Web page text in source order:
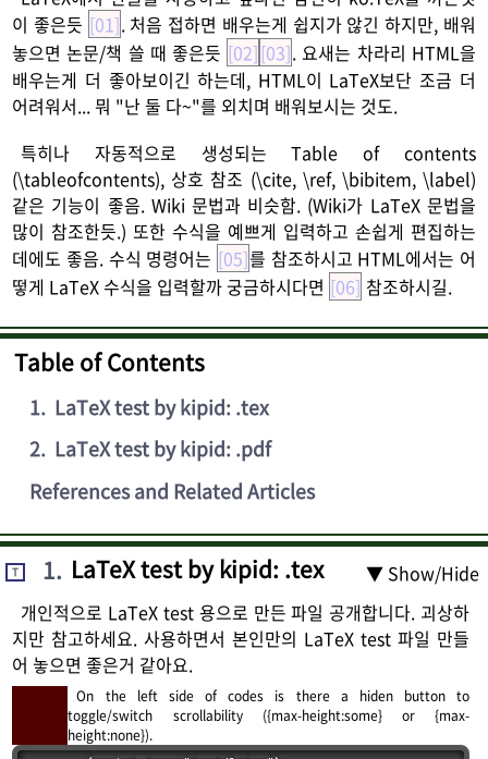
이 좋은듯 [01]. 처음 접하면 배우는게 쉽지가 않긴 하지만, 배워
놓으면 논문/책 쓸 때 좋은듯 [02][03]. 요새는 차라리 HTML을
배우는게 더 좋아보이긴 하는데, HTML이 LaTeX보단 조금 더
어려워서... 뭐 "난 둘 다~"를 외치며 배워보시는 것도.
특히나 자동적으로 생성되는 Table of contents
(\tableofcontents), 상호 참조 (\cite, \ref, \bibitem, \label)
같은 기능이 좋음. Wiki 문법과 비슷함. (Wiki가 LaTeX 문법을
많이 참조한듯.) 또한 수식을 예쁘게 입력하고 손쉽게 편집하는
데에도 좋음. 수식 명령어는 [05]를 참조하시고 HTML에서는 어
떻게 LaTeX 수식을 입력할까 궁금하시다면 [06] 참조하시길.
Table of Contents
1. LaTeX test by kipid: .tex
2. LaTeX test by kipid: .pdf
References and Related Articles
T 1. LaTeX test by kipid: .tex
▼ Show/Hide
개인적으로 LaTeX test 용으로 만든 파일 공개합니다. 괴상하
지만 참고하세요. 사용하면서 본인만의 LaTeX test 파일 만들
어 놓으면 좋은거 같아요.
On the left side of codes is there a hiden button to
toggle/switch scrollability ({max-height:some} or {max-
height:none}).